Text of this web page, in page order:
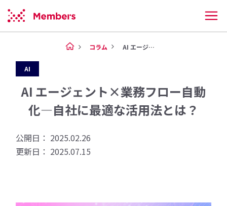
コラム AI エージェント×業務フロー...
AI
AI エージェント×業務フロー自動
化―自社に最適な活用法とは？
公開日： 2025.02.26
更新日： 2025.07.15